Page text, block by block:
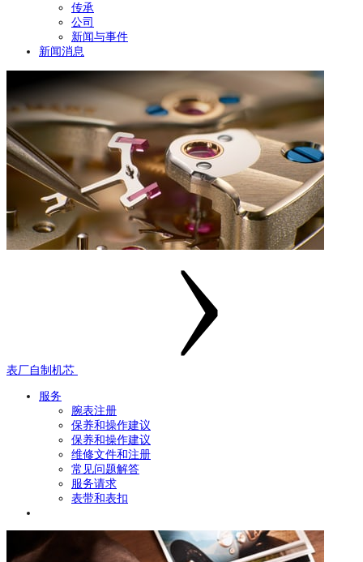
传承
公司
新闻与事件
新闻消息
表厂自制机芯
服务
腕表注册
保养和操作建议
保养和操作建议
维修文件和注册
常见问题解答
服务请求
表带和表扣